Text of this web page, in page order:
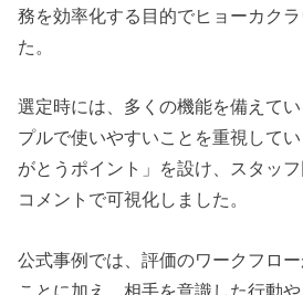
務を効率化する目的でヒョーカク
た。
選定時には、多くの機能を備えて
プルで使いやすいことを重視して
がとうポイント」を設け、スタッ
コメントで可視化しました。
公式事例では、評価のワークフロ
ことに加え、相手を意識した行動